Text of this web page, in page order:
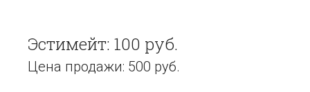
Эстимейт: 100 руб.
Цена продажи: 500 руб.